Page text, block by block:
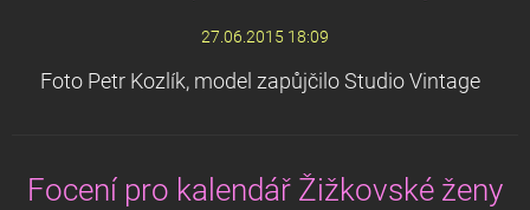
27.06.2015 18:09
Foto Petr Kozlík, model zapůjčilo Studio Vintage
Focení pro kalendář Žižkovské ženy